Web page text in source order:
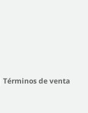
Términos de venta